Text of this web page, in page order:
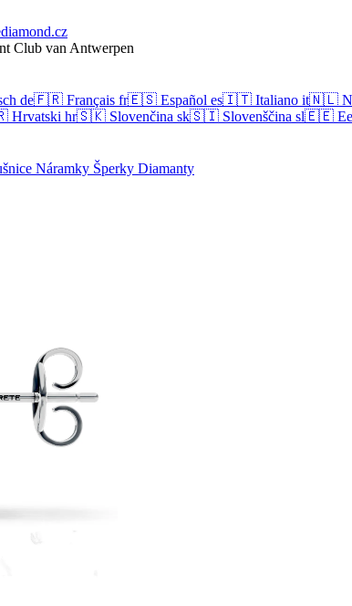
Club van Antwerpen
de🇫🇷 Français fr🇪🇸 Español es🇮🇹 Italiano it🇳🇱
Hrvatski hr🇸🇰 Slovenčina sk🇸🇮 Slovenščina sl🇪🇪
Náramky Šperky Diamanty